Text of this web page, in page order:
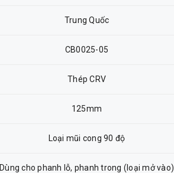
Trung Quốc
CB0025-05
Thép CRV
125mm
Loại mũi cong 90 độ
Dùng cho phanh lỗ, phanh trong (loại mở vào)